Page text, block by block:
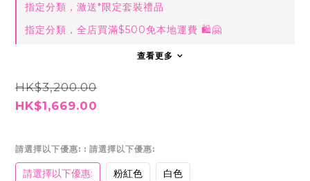
指定分類，激送*限定套裝禮品
指定分類，全店買滿$500免本地運費 🛍🤗
查看更多
HK$3,200.00
HK$1,669.00
請選擇以下優惠: : 請選擇以下優惠:
請選擇以下優惠: 粉紅色 白色